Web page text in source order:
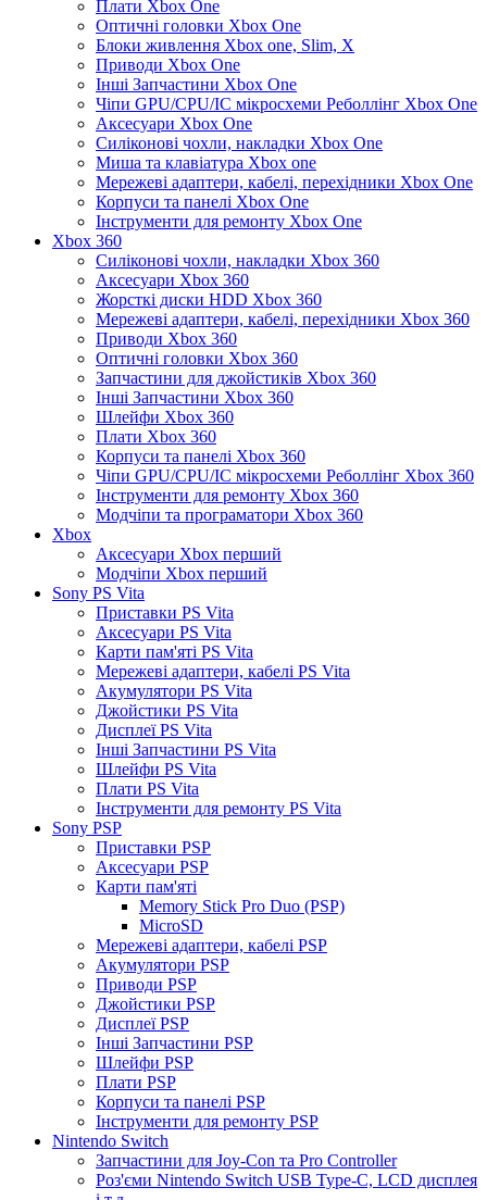
Плати Xbox One
Оптичні головки Xbox One
Блоки живлення Xbox one, Slim, X
Приводи Xbox One
Інші Запчастини Xbox One
Чіпи GPU/CPU/IC мікросхеми Реболлінг Xbox One
Аксесуари Xbox One
Силіконові чохли, накладки Xbox One
Миша та клавіатура Xbox one
Мережеві адаптери, кабелі, перехідники Xbox One
Корпуси та панелі Xbox One
Інструменти для ремонту Xbox One
Xbox 360
Силіконові чохли, накладки Xbox 360
Аксесуари Xbox 360
Жорсткі диски HDD Xbox 360
Мережеві адаптери, кабелі, перехідники Xbox 360
Приводи Xbox 360
Оптичні головки Xbox 360
Запчастини для джойстиків Xbox 360
Інші Запчастини Xbox 360
Шлейфи Xbox 360
Плати Xbox 360
Корпуси та панелі Xbox 360
Чіпи GPU/CPU/IC мікросхеми Реболлінг Xbox 360
Інструменти для ремонту Xbox 360
Модчіпи та програматори Xbox 360
Xbox
Аксесуари Xbox перший
Модчіпи Xbox перший
Sony PS Vita
Приставки PS Vita
Аксесуари PS Vita
Карти пам'яті PS Vita
Мережеві адаптери, кабелі PS Vita
Акумулятори PS Vita
Джойстики PS Vita
Дисплеї PS Vita
Інші Запчастини PS Vita
Шлейфи PS Vita
Плати PS Vita
Інструменти для ремонту PS Vita
Sony PSP
Приставки PSP
Аксесуари PSP
Карти пам'яті
Memory Stick Pro Duo (PSP)
MicroSD
Мережеві адаптери, кабелі PSP
Акумулятори PSP
Приводи PSP
Джойстики PSP
Дисплеї PSP
Інші Запчастини PSP
Шлейфи PSP
Плати PSP
Корпуси та панелі PSP
Інструменти для ремонту PSP
Nintendo Switch
Запчастини для Joy-Con та Pro Controller
Роз'єми Nintendo Switch USB Type-C, LCD дисплея